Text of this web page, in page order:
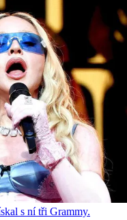
s ní tři Grammy.